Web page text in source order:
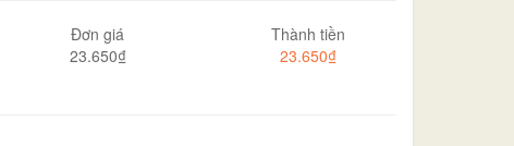
Đơn giá
23.650₫
Thành tiền
23.650₫